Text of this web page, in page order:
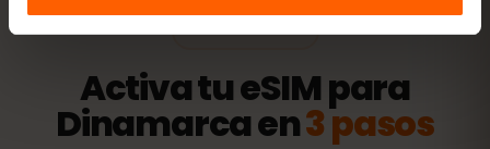
ACTIVACIÓN
Activa tu eSIM para
Dinamarca en3 pasos